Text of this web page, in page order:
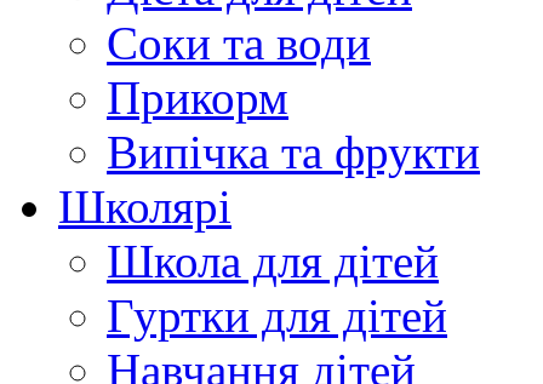
Соки та води
Прикорм
Випічка та фрукти
Школярі
Школа для дітей
Гуртки для дітей
Навчання дітей